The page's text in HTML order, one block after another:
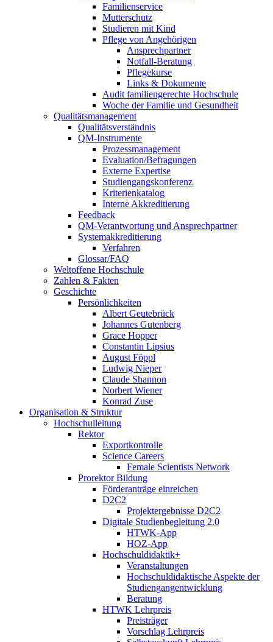
Familienservice
Mutterschutz
Studieren mit Kind
Pflege von Angehörigen
Ansprechpartner
Notfall-Beratung
Pflegekurse
Links & Dokumente
Audit familiengerechte Hochschule
Woche der Familie und Gesundheit
Qualitätsmanagement
Qualitätsverständnis
QM-Instrumente
Prozessmanagement
Evaluation/Befragungen
Externe Expertise
Studiengangskonferenz
Kriterienkatalog
Interne Akkreditierung
Feedback
QM-Verantwortung und Ansprechpartner
Systemakkreditierung
Verfahren
Glossar/FAQ
Weltoffene Hochschule
Zahlen & Fakten
Geschichte
Persönlichkeiten
Albert Geutebrück
Johannes Gutenberg
Grace Hopper
Constantin Lipsius
August Föppl
Ludwig Nieper
Claude Shannon
Norbert Wiener
Konrad Zuse
Organisation & Struktur
Hochschulleitung
Rektor
Exportkontrolle
Science Careers
Female Scientists Network
Prorektor Bildung
Förderanträge einreichen
D2C2
Projektergebnisse D2C2
Digitale Studienbegleitung 2.0
HTWK-App
HOZ-App
Hochschuldidaktik+
Veranstaltungen
Hochschuldidaktische Aspekte der
Studiengangentwicklung
Beratung
HTWK Lehrpreis
Preisträger
Vorschlag Lehrpreis